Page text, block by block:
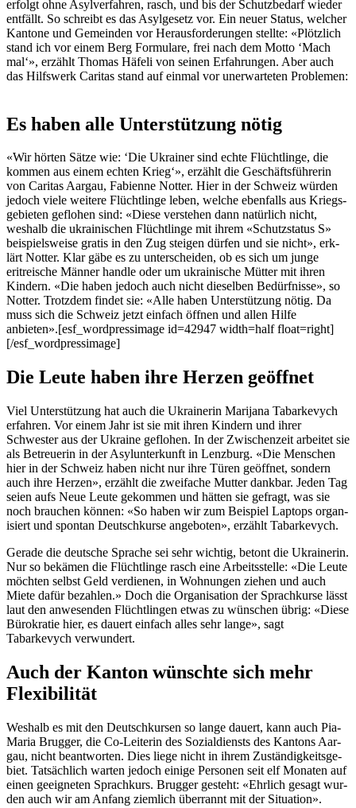
erfol­gt ohne Asylver­fahren, rasch, und bis der Schutzbe­darf wieder
ent­fällt. So schreibt es das Asylge­setz vor. Ein neuer Sta­tus, welch­er
Kan­tone und Gemein­den vor Her­aus­forderun­gen stellte: «Plöt­zlich
stand ich vor einem Berg For­mu­la­re, frei nach dem Mot­to ‘Mach
mal‘», erzählt Thomas Häfe­li von seinen Erfahrun­gen. Aber auch
das Hil­f­swerk Car­i­tas stand auf ein­mal vor uner­warteten Prob­le­men:
Es haben alle Unterstützung nötig
«Wir hörten Sätze wie: ‘Die Ukrain­er sind echte Flüchtlinge, die
kom­men aus einem echt­en Krieg‘», erzählt die Geschäfts­führerin
von Car­i­tas Aar­gau, Fabi­enne Not­ter. Hier in der Schweiz wür­den
jedoch viele weit­ere Flüchtlinge leben, welche eben­falls aus Kriegs­
ge­bi­eten geflo­hen sind: «Diese ver­ste­hen dann natür­lich nicht,
weshalb die ukrainis­chen Flüchtlinge mit ihrem «Schutzs­ta­tus S»
beispiel­sweise gratis in den Zug steigen dür­fen und sie nicht», erk­
lärt Not­ter. Klar gäbe es zu unter­schei­den, ob es sich um junge
eritreis­che Män­ner han­dle oder um ukrainis­che Müt­ter mit ihren
Kindern. «Die haben jedoch auch nicht diesel­ben Bedürfnisse», so
Not­ter. Trotz­dem find­et sie: «Alle haben Unter­stützung nötig. Da
muss sich die Schweiz jet­zt ein­fach öff­nen und allen Hil­fe
anbieten».[esf_wordpressimage id=42947 width=half float=right]
[/esf_wordpressimage]
Die Leute haben ihre Herzen geöffnet
Viel Unter­stützung hat auch die Ukrainer­in Mar­i­jana Tabarkevych
erfahren. Vor einem Jahr ist sie mit ihren Kindern und ihrer
Schwest­er aus der Ukraine geflo­hen. In der Zwis­chen­zeit arbeit­et sie
als Betreuerin in der Asy­lun­terkun­ft in Lenzburg. «Die Men­schen
hier in der Schweiz haben nicht nur ihre Türen geöffnet, son­dern
auch ihre Herzen», erzählt die zweifache Mut­ter dankbar. Jeden Tag
seien aufs Neue Leute gekom­men und hät­ten sie gefragt, was sie
noch brauchen kön­nen: «So haben wir zum Beispiel Lap­tops organ­
isiert und spon­tan Deutschkurse ange­boten», erzählt Tabarkevych.
Ger­ade die deutsche Sprache sei sehr wichtig, betont die Ukrainer­in.
Nur so bekä­men die Flüchtlinge rasch eine Arbeitsstelle: «Die Leute
möcht­en selb­st Geld ver­di­enen, in Woh­nun­gen ziehen und auch
Miete dafür bezahlen.» Doch die Organ­i­sa­tion der Sprachkurse lässt
laut den anwe­senden Flüchtlin­gen etwas zu wün­schen übrig: «Diese
Bürokratie hier, es dauert ein­fach alles sehr lange», sagt
Tabarkevych ver­wun­dert.
Auch der Kanton wünschte sich mehr
Flexibilität
Weshalb es mit den Deutschkursen so lange dauert, kann auch Pia-
Maria Brug­ger, die Co-Lei­t­erin des Sozial­dien­sts des Kan­tons Aar­
gau, nicht beant­worten. Dies liege nicht in ihrem Zuständigkeits­ge­
bi­et. Tat­säch­lich warten jedoch einige Per­so­n­en seit elf Monat­en auf
einen geeigneten Sprachkurs. Brug­ger geste­ht: «Ehrlich gesagt wur­
den auch wir am Anfang ziem­lich über­ran­nt mit der Sit­u­a­tion».